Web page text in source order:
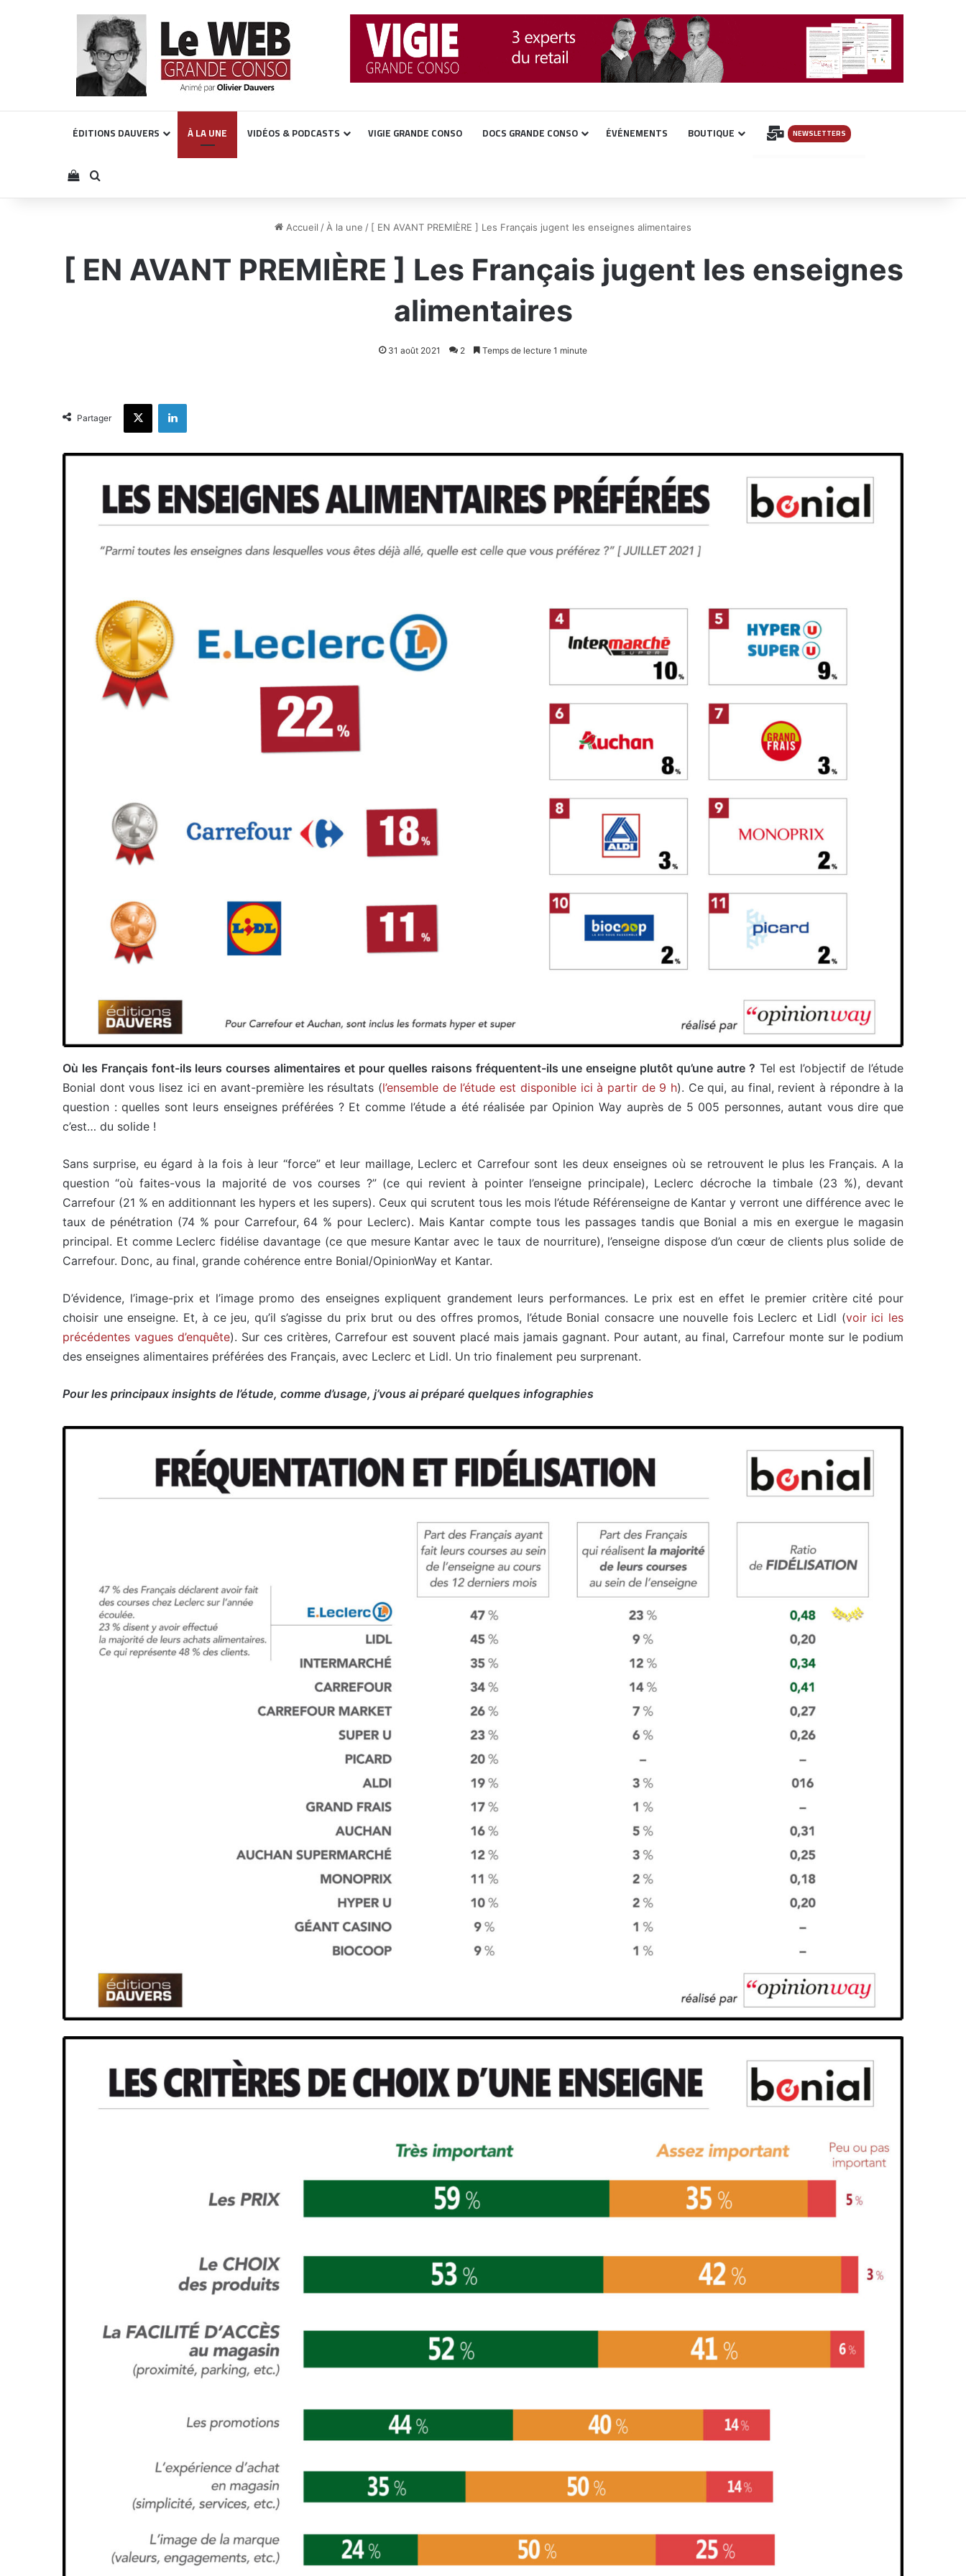
ÉDITIONS DAUVERS À LA UNE VIDÉOS & PODCASTS VIGIE GRANDE CONSO DOCS GRANDE CONSO ÉVÉNEMENTS BOUTIQUE INSCRIPTION
NEWSLETTERS
Voir votre panier
Rechercher
Accueil / À la une / [ EN AVANT PREMIÈRE ] Les Français jugent les enseignes alimentaires
[ EN AVANT PREMIÈRE ] Les Français jugent les enseignes
alimentaires
31 août 2021 2 Temps de lecture 1 minute
Partager
X Linkedin
Où les Français font-ils leurs courses alimentaires et pour quelles raisons fréquentent-ils une enseigne plutôt qu’une autre ? Tel est l’objectif de l’étude
Bonial dont vous lisez ici en avant-première les résultats (l’ensemble de l’étude est disponible ici à partir de 9 h). Ce qui, au final, revient à répondre à la
question : quelles sont leurs enseignes préférées ? Et comme l’étude a été réalisée par Opinion Way auprès de 5 005 personnes, autant vous dire que
c’est… du solide !
Sans surprise, eu égard à la fois à leur “force” et leur maillage, Leclerc et Carrefour sont les deux enseignes où se retrouvent le plus les Français. A la
question “où faites-vous la majorité de vos courses ?” (ce qui revient à pointer l’enseigne principale), Leclerc décroche la timbale (23 %), devant
Carrefour (21 % en additionnant les hypers et les supers). Ceux qui scrutent tous les mois l’étude Référenseigne de Kantar y verront une différence avec le
taux de pénétration (74 % pour Carrefour, 64 % pour Leclerc). Mais Kantar compte tous les passages tandis que Bonial a mis en exergue le magasin
principal. Et comme Leclerc fidélise davantage (ce que mesure Kantar avec le taux de nourriture), l’enseigne dispose d’un cœur de clients plus solide de
Carrefour. Donc, au final, grande cohérence entre Bonial/OpinionWay et Kantar.
D’évidence, l’image-prix et l’image promo des enseignes expliquent grandement leurs performances. Le prix est en effet le premier critère cité pour
choisir une enseigne. Et, à ce jeu, qu’il s’agisse du prix brut ou des offres promos, l’étude Bonial consacre une nouvelle fois Leclerc et Lidl (voir ici les
précédentes vagues d’enquête). Sur ces critères, Carrefour est souvent placé mais jamais gagnant. Pour autant, au final, Carrefour monte sur le podium
des enseignes alimentaires préférées des Français, avec Leclerc et Lidl. Un trio finalement peu surprenant.
Pour les principaux insights de l’étude, comme d’usage, j’vous ai préparé quelques infographies